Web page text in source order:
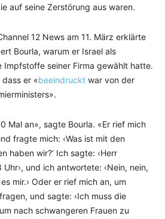
auf seine Zerstörung aus waren.
12 News am 11. März erklärte
Bourla, warum er Israel als
Impfstoffe seiner Firma gewählt hatte.
er «beeindruckt war von der
Mal an», sagte Bourla. «Er rief mich
fragte mich: ‹Was ist mit den
haben wir?‘ Ich sagte: ‹Herr
Uhr›, und ich antwortete: ‹Nein, nein,
mir.› Oder er rief mich an, um
und sagte: ‹Ich muss die
nach schwangeren Frauen zu